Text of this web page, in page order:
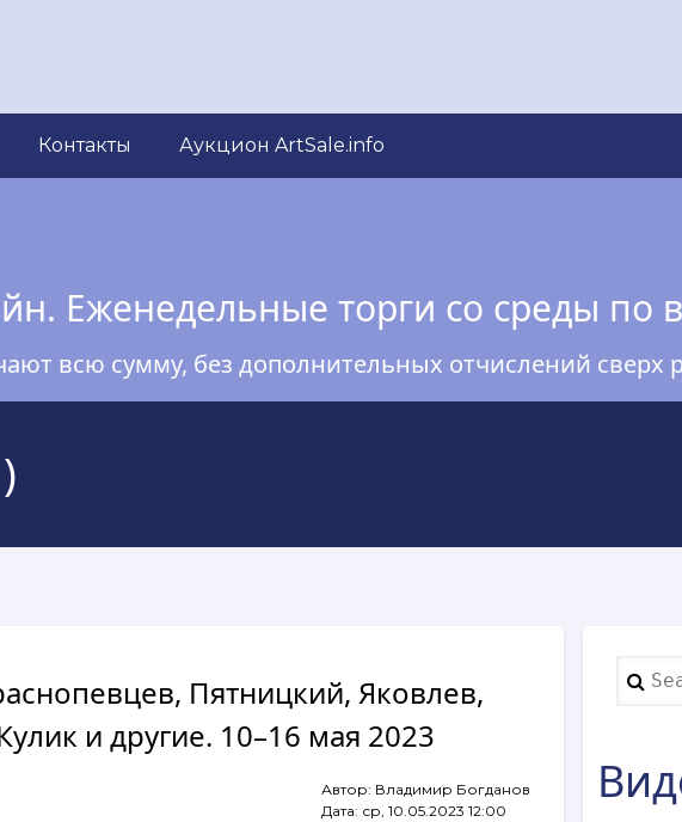
Контакты Аукцион ArtSale.info
Еженедельные торги со среды по
всю сумму, без дополнительных отчислений сверх
Пятницкий, Яковлев,
и другие. 10–16 мая 2023
Автор: Владимир Богданов
Дата: ср, 10.05.2023 12:00
Search